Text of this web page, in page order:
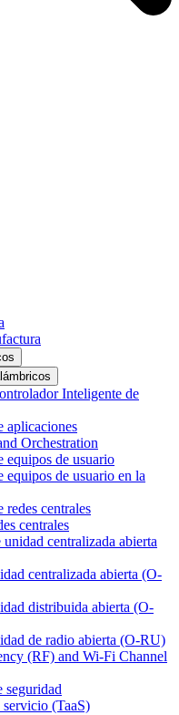
Inteligente de
aplicaciones
Orchestration
equipos de usuario
equipos de usuario en la
redes centrales
centrales
centralizada abierta
centralizada abierta (O-
distribuida abierta (O-
de radio abierta (O-RU)
(RF) and Wi-Fi Channel
seguridad
(TaaS)